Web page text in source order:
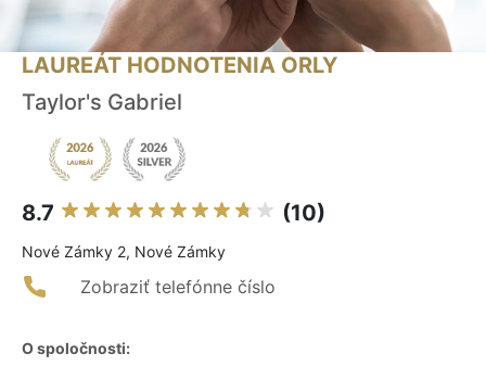
LAUREÁT HODNOTENIA ORLY
Taylor's Gabriel
8.7 (10)
Nové Zámky 2, Nové Zámky
Zobraziť telefónne číslo
O spoločnosti: